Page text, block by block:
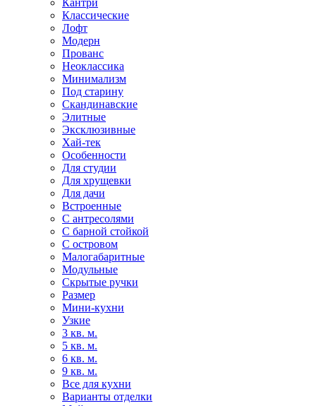
Кантри
Классические
Лофт
Модерн
Прованс
Неоклассика
Минимализм
Под старину
Скандинавские
Элитные
Эксклюзивные
Хай-тек
Особенности
Для студии
Для хрущевки
Для дачи
Встроенные
С антресолями
С барной стойкой
С островом
Малогабаритные
Модульные
Скрытые ручки
Размер
Мини-кухни
Узкие
3 кв. м.
5 кв. м.
6 кв. м.
9 кв. м.
Все для кухни
Варианты отделки